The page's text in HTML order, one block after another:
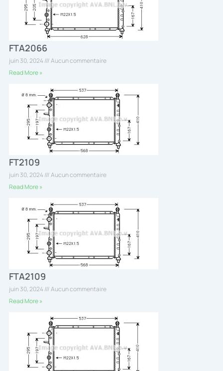
FTA2066
juin 30, 2024
Aucun commentaire
Read More »
FT2109
juin 30, 2024
Aucun commentaire
Read More »
FTA2109
juin 30, 2024
Aucun commentaire
Read More »